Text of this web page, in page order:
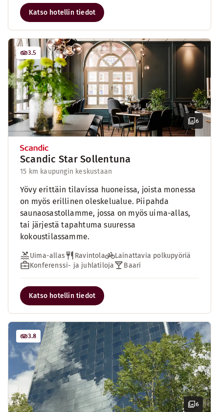
Katso hotellin tiedot
6
3.5
Scandic Star Sollentuna
15 km kaupungin keskustaan
Yövy erittäin tilavissa huoneissa, joista monessa
on myös erillinen oleskelualue. Piipahda
saunaosastollamme, jossa on myös uima-allas,
tai järjestä tapahtuma suuressa
kokoustilassamme.
Uima-allas Ravintola
Lainattavia polkupyöriä
Konferenssi- ja juhlatiloja
Baari
Katso hotellin tiedot
6
3.8